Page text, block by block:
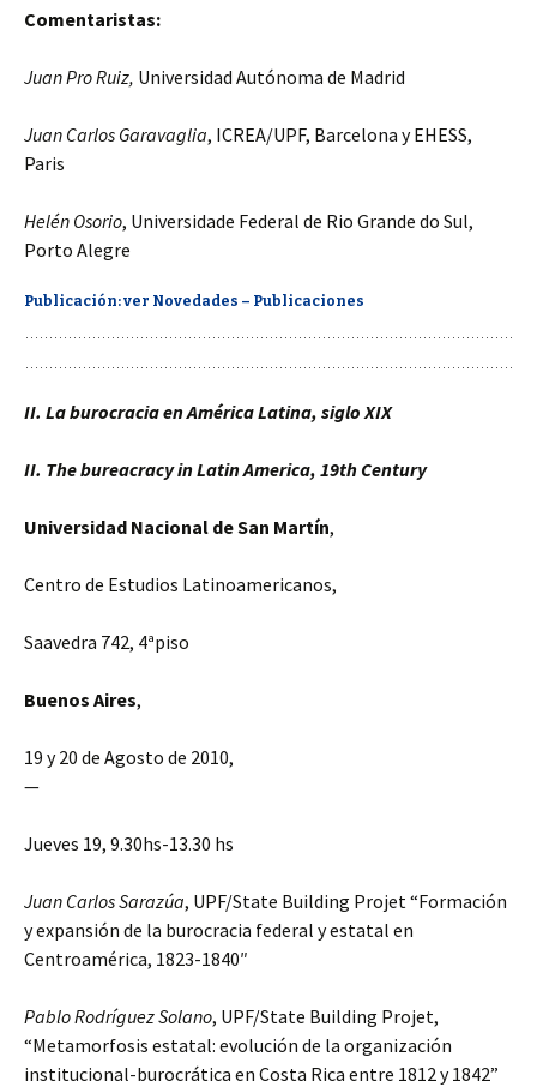
Comentaristas:
Juan Pro Ruiz, Universidad Autónoma de Madrid
Juan Carlos Garavaglia, ICREA/UPF, Barcelona y EHESS,
Paris
Helén Osorio, Universidade Federal de Rio Grande do Sul,
Porto Alegre
Publicación: ver Novedades – Publicaciones
II. La burocracia en América Latina, siglo XIX
II. The bureacracy in Latin America, 19th Century
Universidad Nacional de San Martín,
Centro de Estudios Latinoamericanos,
Saavedra 742, 4ªpiso
Buenos Aires,
19 y 20 de Agosto de 2010,
—
Jueves 19, 9.30hs-13.30 hs
Juan Carlos Sarazúa, UPF/State Building Projet “Formación
y expansión de la burocracia federal y estatal en
Centroamérica, 1823-1840″
Pablo Rodríguez Solano, UPF/State Building Projet,
“Metamorfosis estatal: evolución de la organización
institucional-burocrática en Costa Rica entre 1812 y 1842”